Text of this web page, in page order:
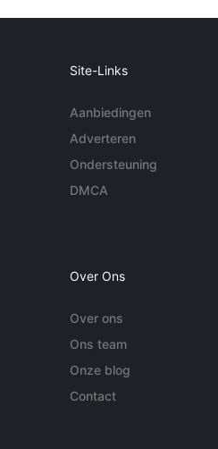
Site-Links
Aanbiedingen
Adverteren
Ondersteuning
DMCA
Over Ons
Over ons
Ons team
Onze blog
Contact